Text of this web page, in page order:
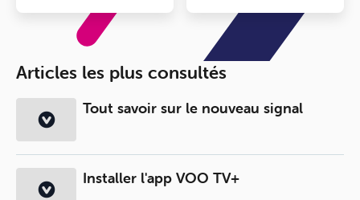
Articles les plus consultés
Tout savoir sur le nouveau signal
Installer l'app VOO TV+